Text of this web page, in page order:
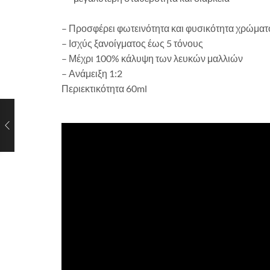
– Προσφέρει φωτεινότητα και φυσικότητα
– Ισχύς ξανοίγματος έως 5 τόνους
– Μέχρι 100% κάλυψη των λευκών μαλλιών
– Ανάμειξη 1:2
Περιεκτικότητα 60ml